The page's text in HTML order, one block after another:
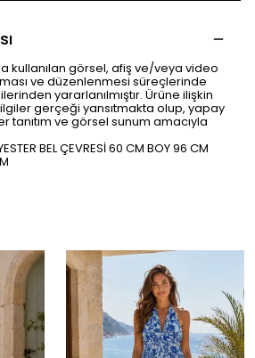
kullanılan görsel, afiş ve/veya video
ve düzenlenmesi süreçlerinde
yararlanılmıştır. Ürüne ilişkin
gerçeği yansıtmakta olup, yapay
tanıtım ve görsel sunum amacıyla
BEL ÇEVRESİ 60 CM BOY 96 CM